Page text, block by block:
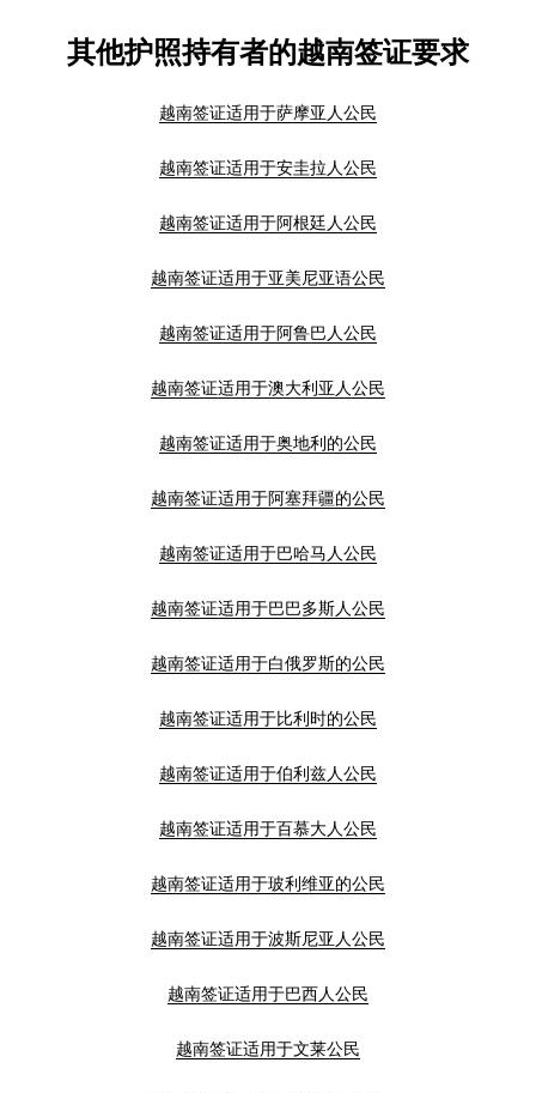
其他护照持有者的越南签证要求
越南签证适用于萨摩亚人公民
越南签证适用于安圭拉人公民
越南签证适用于阿根廷人公民
越南签证适用于亚美尼亚语公民
越南签证适用于阿鲁巴人公民
越南签证适用于澳大利亚人公民
越南签证适用于奥地利的公民
越南签证适用于阿塞拜疆的公民
越南签证适用于巴哈马人公民
越南签证适用于巴巴多斯人公民
越南签证适用于白俄罗斯的公民
越南签证适用于比利时的公民
越南签证适用于伯利兹人公民
越南签证适用于百慕大人公民
越南签证适用于玻利维亚的公民
越南签证适用于波斯尼亚人公民
越南签证适用于巴西人公民
越南签证适用于文莱公民